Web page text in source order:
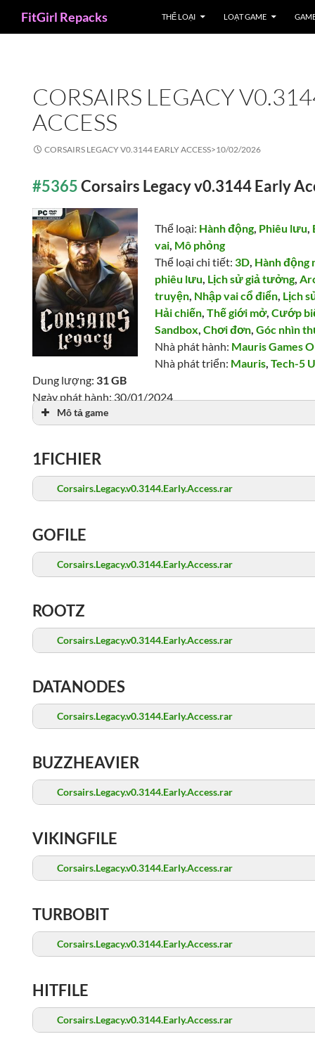
FitGirl Repacks THỂ LOẠI LOẠT GAME
CORSAIRS LEGACY
ACCESS
CORSAIRS LEGACY V0.3144 EARLY ACCESS>10/02/2026
#5365Corsairs Legacy v0.3144 Early
Thể loại: Hành động, Phiêu lưu,
vai, Mô phỏng
Thể loại chi tiết: 3D, Hành động
phiêu lưu, Lịch sử giả tưởng,
truyện, Nhập vai cổ điển, Lịch
Hải chiến,Thế giới mở,Cướp
Sandbox,Chơi đơn,Góc nhìn
Nhà phát hành: Mauris Games
Nhà phát triển: Mauris,Tech-5
Dung lượng: 31 GB
Ngày phát hành: 30/01/2024
Lượt xem: 2,041
Mô tả game
1FICHIER
Corsairs.Legacy.v0.3144.Early.Access.rar
GOFILE
Corsairs.Legacy.v0.3144.Early.Access.rar
ROOTZ
Corsairs.Legacy.v0.3144.Early.Access.rar
DATANODES
Corsairs.Legacy.v0.3144.Early.Access.rar
BUZZHEAVIER
Corsairs.Legacy.v0.3144.Early.Access.rar
VIKINGFILE
Corsairs.Legacy.v0.3144.Early.Access.rar
TURBOBIT
Corsairs.Legacy.v0.3144.Early.Access.rar
HITFILE
Corsairs.Legacy.v0.3144.Early.Access.rar